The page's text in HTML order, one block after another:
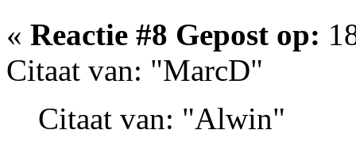
« Reactie #8 Gepost op:
Citaat van: "MarcD"
Citaat van: "Alwin"